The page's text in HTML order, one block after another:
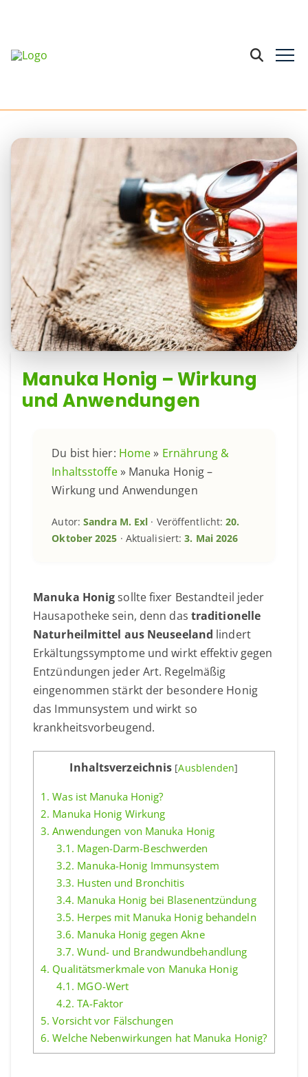
Manuka Honig – Wirkung
und Anwendungen
Du bist hier: Home» Ernährung &
Inhaltsstoffe» Manuka Honig –
Wirkung und Anwendungen
Autor:Sandra M. Exl · Veröffentlicht:20.
Oktober 2025 · Aktualisiert:3. Mai 2026
Manuka Honigsollte fixer Bestandteil jeder
Hausapotheke sein, denn das traditionelle
Naturheilmittel aus Neuseeland lindert
Erkältungssymptome und wirkt effektiv gegen
Entzündungen jeder Art. Regelmäßig
eingenommen stärkt der besondere Honig
das Immunsystem und wirkt so
krankheitsvorbeugend.
Inhaltsverzeichnis [Ausblenden]
1. Was ist Manuka Honig?
2. Manuka Honig Wirkung
3. Anwendungen von Manuka Honig
3.1. Magen-Darm-Beschwerden
3.2. Manuka-Honig Immunsystem
3.3. Husten und Bronchitis
3.4. Manuka Honig bei Blasenentzündung
3.5. Herpes mit Manuka Honig behandeln
3.6. Manuka Honig gegen Akne
3.7. Wund- und Brandwundbehandlung
4. Qualitätsmerkmale von Manuka Honig
4.1. MGO-Wert
4.2. TA-Faktor
5. Vorsicht vor Fälschungen
6. Welche Nebenwirkungen hat Manuka Honig?